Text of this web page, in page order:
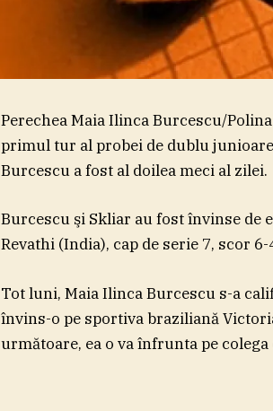
Perechea Maia Ilinca Burcescu/
primul tur al probei de dublu
Burcescu a fost al doilea meci al zilei.
Burcescu şi Skliar au fost învinse de
Revathi (India), cap de serie 7, scor
Tot luni, Maia Ilinca Burcescu s-a
învins-o pe sportiva braziliană
următoare, ea o va înfrunta pe